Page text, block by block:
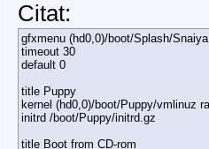
Citat:
gfxmenu (hd0,0)/boot/Splash/Snaiya
timeout 30
default 0
title Puppy
kernel (hd0,0)/boot/Puppy/vmlinuz
initrd /boot/Puppy/initrd.gz
title Boot from CD-rom